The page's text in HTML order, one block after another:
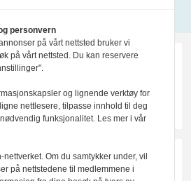
personvern
på vårt nettsted bruker vi
på vårt nettsted. Du kan reservere
og lignende verktøy for
nettlesere, tilpasse innhold til deg
funksjonalitet. Les mer i vår
Om du samtykker under, vil
på nettstedene til medlemmene i